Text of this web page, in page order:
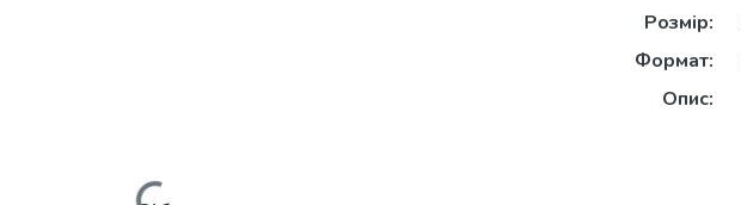
Розмір:
Формат:
Опис: